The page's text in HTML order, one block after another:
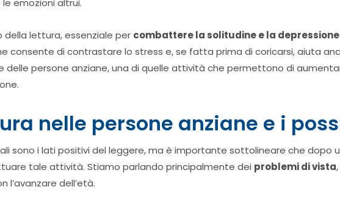
emozioni altrui.
lettura, essenziale per combattere la solitudine e la
consente di contrastare lo stress e, se fatta prima di coricarsi, aiuta
delle persone anziane, una di quelle attività che permettono di
nelle persone anziane e i
sono i lati positivi del leggere, ma è importante sottolineare che dopo
tale attività. Stiamo parlando principalmente dei problemi di vista
l’avanzare dell’età.